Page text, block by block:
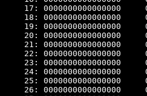
17: 0000000000000000
18: 0000000000000000
19: 0000000000000000
20: 0000000000000000
21: 0000000000000000
22: 0000000000000000
23: 0000000000000000
24: 0000000000000000
25: 0000000000000000
26: 0000000000000000